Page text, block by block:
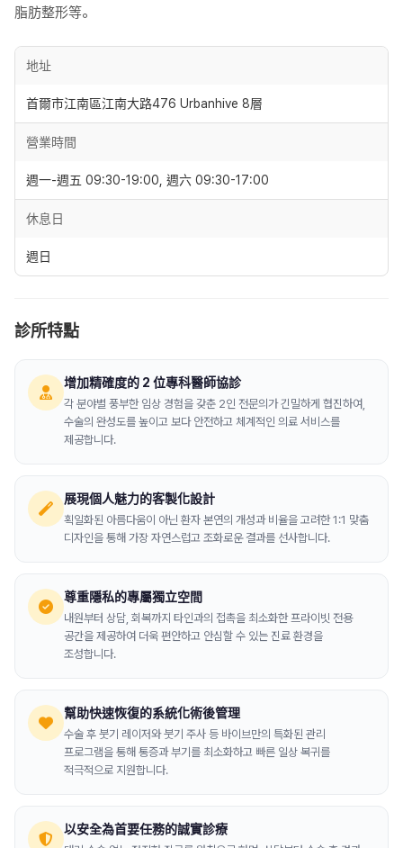
脂肪整形等。
地址
首爾市江南區江南大路476 Urbanhive 8層
營業時間
週一-週五 09:30-19:00, 週六 09:30-17:00
休息日
週日
診所特點
增加精確度的 2 位專科醫師協診
각 분야별 풍부한 임상 경험을 갖춘 2인 전문의가 긴밀하게 협진하여,
수술의 완성도를 높이고 보다 안전하고 체계적인 의료 서비스를
제공합니다.
展現個人魅力的客製化設計
획일화된 아름다움이 아닌 환자 본연의 개성과 비율을 고려한 1:1 맞춤
디자인을 통해 가장 자연스럽고 조화로운 결과를 선사합니다.
尊重隱私的專屬獨立空間
내원부터 상담, 회복까지 타인과의 접촉을 최소화한 프라이빗 전용
공간을 제공하여 더욱 편안하고 안심할 수 있는 진료 환경을
조성합니다.
幫助快速恢復的系統化術後管理
수술 후 붓기 레이저와 붓기 주사 등 바이브만의 특화된 관리
프로그램을 통해 통증과 부기를 최소화하고 빠른 일상 복귀를
적극적으로 지원합니다.
以安全為首要任務的誠實診療